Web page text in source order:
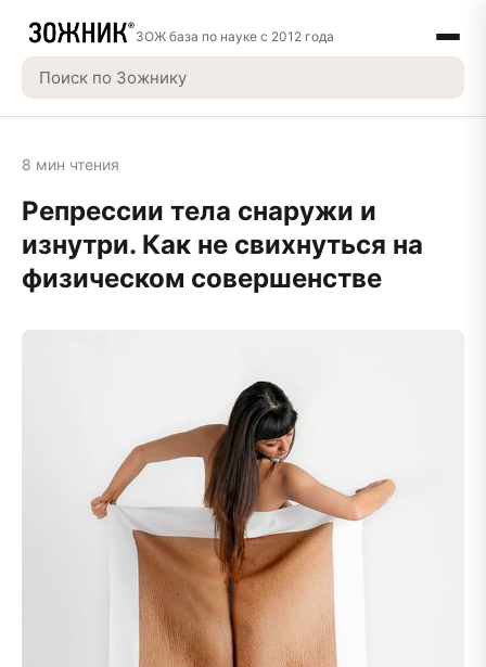
ЗОЖ база по науке с 2012 года
8 мин чтения
Репрессии тела снаружи и
изнутри. Как не свихнуться на
физическом совершенстве